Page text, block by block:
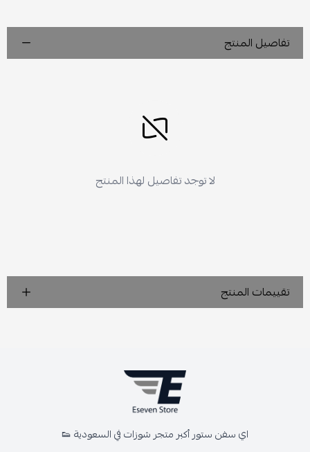
تفاصيل المنتج
لا توجد تفاصيل لهذا المنتج
تقييمات المنتج
اي سفن ستور أكبر متجر شوزات في السعودية 👟